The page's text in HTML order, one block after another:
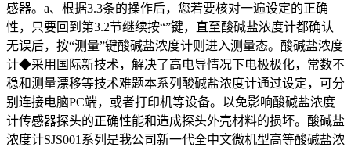
感器。a、根据3.3条的操作后，您若要核对一遍设定的正确
性，只要回到第3.2节继续按“”键，直至酸碱盐浓度计都确认
无误后，按“测量”键酸碱盐浓度计则进入测量态。酸碱盐浓度
计◆采用国际新技术，解决了高电导情况下电极极化，常数不
稳和测量漂移等技术难题本系列酸碱盐浓度计通过设定，可分
别连接电脑PC端，或者打印机等设备。以免影响酸碱盐浓度
计传感器探头的正确性能和造成探头外壳材料的损坏。酸碱盐
浓度计SJS001系列是我公司新一代全中文微机型高等酸碱盐浓